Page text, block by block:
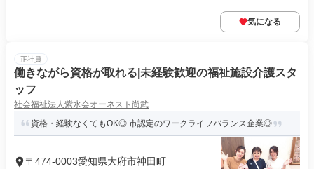
気になる
正社員
働きながら資格が取れる|未経験歓迎の福祉施設介護スタ
ッフ
社会福祉法人紫水会オーネスト尚武
資格・経験なくてもOK◎ 市認定のワークライフバランス企業◎
〒474-0003愛知県大府市神田町